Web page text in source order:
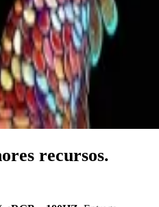
recursos.